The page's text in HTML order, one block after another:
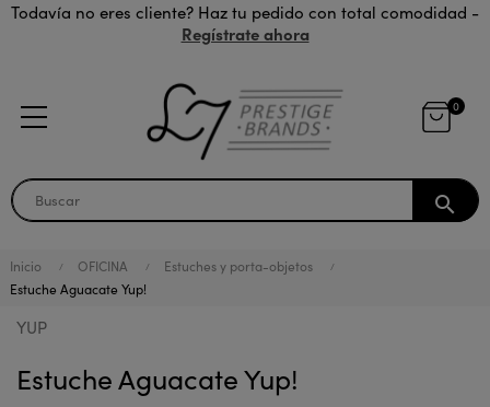
Todavía no eres cliente? Haz tu pedido con total comodidad -
Regístrate ahora
0
search
Inicio OFICINA
Estuches y porta-objetos
Estuche Aguacate Yup!
YUP
Estuche Aguacate Yup!